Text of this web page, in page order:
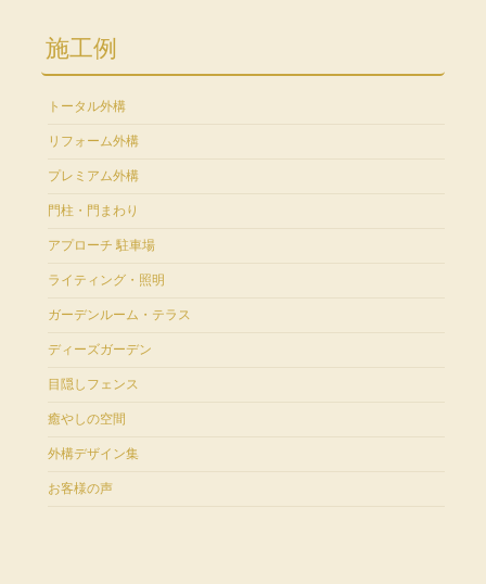
施工例
トータル外構
リフォーム外構
プレミアム外構
門柱・門まわり
アプローチ 駐車場
ライティング・照明
ガーデンルーム・テラス
ディーズガーデン
目隠しフェンス
癒やしの空間
外構デザイン集
お客様の声